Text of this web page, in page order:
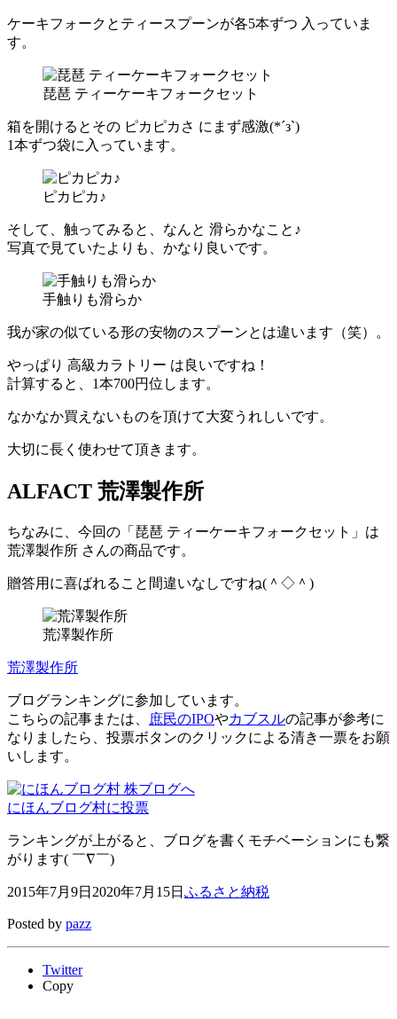
ケーキフォークとティースプーンが各5本ずつ 入っていま
す。
琵琶 ティーケーキフォークセット
箱を開けるとその ピカピカさ にまず感激(*´з`)
1本ずつ袋に入っています。
ピカピカ♪
そして、触ってみると、なんと 滑らかなこと♪
写真で見ていたよりも、かなり良いです。
手触りも滑らか
我が家の似ている形の安物のスプーンとは違います（笑）。
やっぱり 高級カラトリー は良いですね！
計算すると、 1本700円位 します。
なかなか買えないものを頂けて大変うれしいです。
大切に長く使わせて頂きます。
ALFACT 荒澤製作所
ちなみに、今回の「琵琶 ティーケーキフォークセット」は
荒澤製作所 さんの商品です。
贈答用に喜ばれること間違いなしですね(＾◇＾)
荒澤製作所
荒澤製作所
ブログランキングに参加しています。
こちらの記事または、
庶民のIPOやカブスルの記事が参考に
なりましたら、投票ボタンのクリックによる清き一票をお願
いします。
にほんブログ村に投票
ランキングが上がると、ブログを書くモチベーションにも繋
がります( ￣∇￣)
2015年7月9日 2020年7月15日 ふるさと納税
Posted by pazz
Twitter
Copy